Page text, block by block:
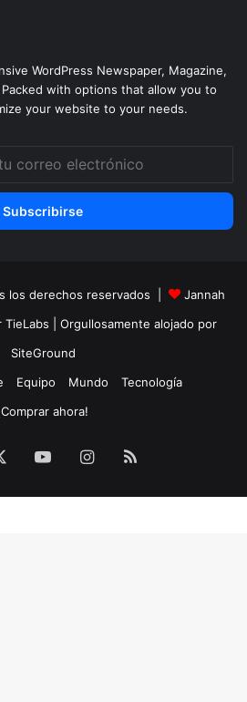
WordPress Newspaper, Magazine,
with options that allow you to
your website to your needs.
los derechos reservados |
Jannah
TieLabs | Orgullosamente alojado por
SiteGround
Equipo Mundo
Tecnología
ahora!
YouTubeInstagram
RSS